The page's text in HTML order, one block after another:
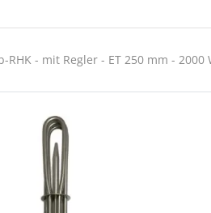
RHK - mit Regler - ET 250 mm - 2000